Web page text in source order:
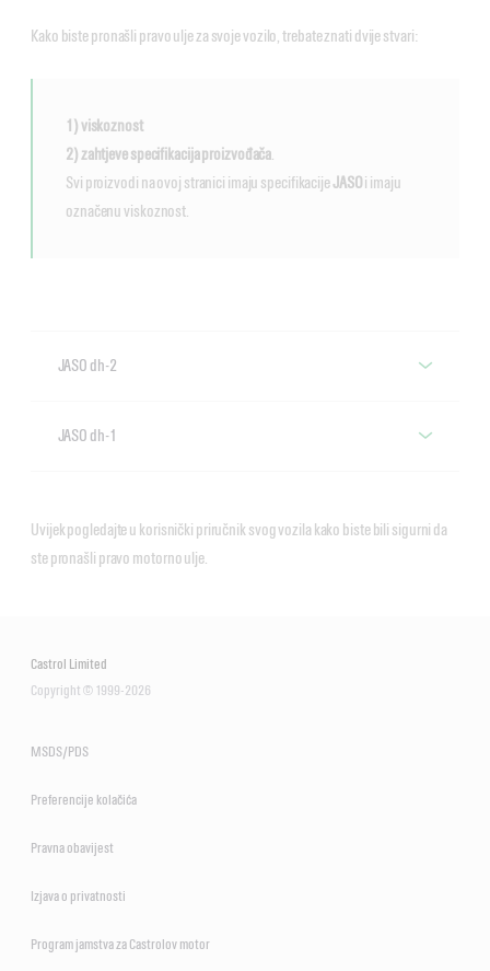
Kako biste pronašli pravo ulje za svoje vozilo, trebate znati dvije stvari:
1) viskoznost
2) zahtjeve specifikacija proizvođača
Svi proizvodi na ovoj stranici imaju specifikacijeJASOi imaju
označenu viskoznost.
JASO dh-2
2
JASO dh-1
1
Uvijek pogledajte u korisnički priručnik svog vozila kako biste bili sigurni da
ste pronašli pravo motorno ulje.
Castrol Limited
Copyright © 1999-2026
MSDS/PDS
Preferencije kolačića
Pravna obavijest
Izjava o privatnosti
Program jamstva za Castrolov motor